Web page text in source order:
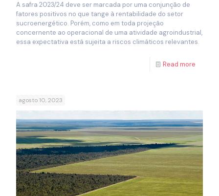
A safra 2023/24 deve ser marcada por uma conjunção de
fatores positivos no que tange à rentabilidade do setor
sucroenergético. Porém, como em toda projeção
concernente ao operacional de uma atividade agroindustrial,
essa expectativa está sujeita a riscos climáticos relevantes.
Read more
agosto 10, 2023